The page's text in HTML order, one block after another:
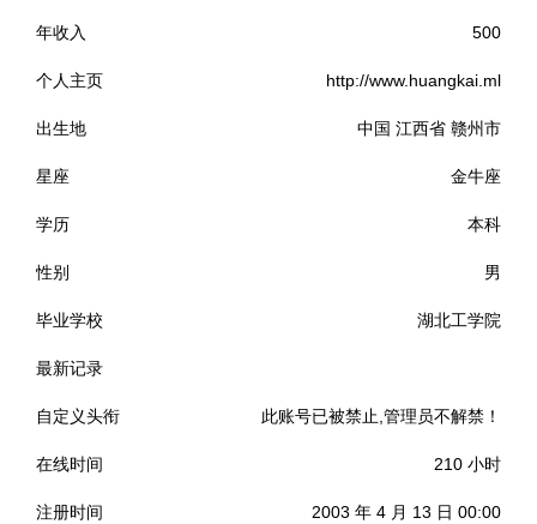
年收入 500
个人主页 http://www.huangkai.ml
出生地 中国 江西省 赣州市
星座 金牛座
学历 本科
性别 男
毕业学校 湖北工学院
最新记录
发现金光被盯上了，好多资源一发出来，没两天就需要越长城
墙
自定义头衔 此账号已被禁止,管理员不解禁！
在线时间 210 小时
注册时间 2003 年 4 月 13 日 00:00